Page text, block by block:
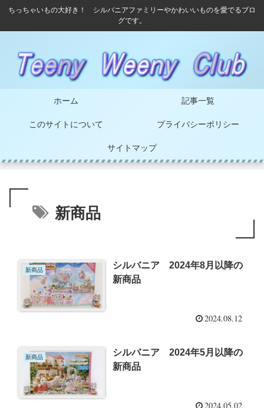
ちっちゃいもの大好き！ シルバニアファミリーやかわいいものを愛でるブロ
グです。
ホーム 記事一覧
このサイトについて プライバシーポリシー
サイトマップ
新商品
新商品
シルバニア 2024年8月以降の
新商品
2024.08.12
新商品
シルバニア 2024年5月以降の
新商品
2024.05.02